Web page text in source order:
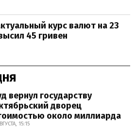
курс валют на 23
45 гривен
вернул государству
дворец
около миллиарда
15:15